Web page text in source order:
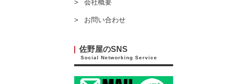
会社概要
お問い合わせ
佐野屋のSNS
Social Networking Service